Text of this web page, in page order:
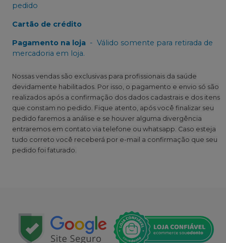
pedido
Cartão de crédito
Pagamento na loja - Válido somente para retirada de
mercadoria em loja.
Nossas vendas são exclusivas para profissionais da saúde
devidamente habilitados. Por isso, o pagamento e envio só são
realizados após a confirmação dos dados cadastrais e dos itens
que constam no pedido. Fique atento, após você finalizar seu
pedido faremos a análise e se houver alguma divergência
entraremos em contato via telefone ou whatsapp. Caso esteja
tudo correto você receberá por e-mail a confirmação que seu
pedido foi faturado.